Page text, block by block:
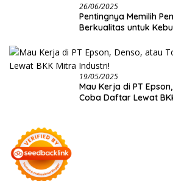
26/06/2025
Pentingnya Memilih
Berkualitas untuk
19/05/2025
Mau Kerja di PT
Coba Daftar Lewat